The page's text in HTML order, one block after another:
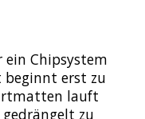
ein Chipsystem
beginnt erst zu
lauft
zu